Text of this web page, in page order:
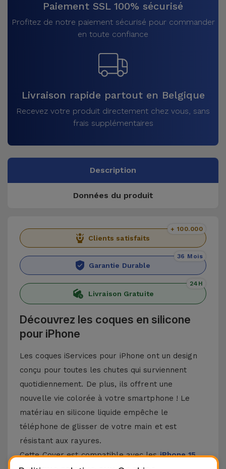
Paiement SSL 100% sécurisé
Profitez de notre paiement sécurisé pour commander
en toute confiance
Livraison rapide partout en Belgique
Recevez votre produit directement chez vous, sans
frais supplémentaires
Description
Données du produit
Clients satisfaits
+ 100.000
Garantie Durable
36 Mois
Livraison Gratuite
24H
Découvrez les coques en silicone
pour iPhone
Les coques iServices pour iPhone ont un design
conçu pour toutes les chutes qui surviennent
quotidiennement. De plus, ils offrent une
nouvelle vie colorée à votre smartphone ! Le
matériau en silicone liquide empêche le
téléphone de glisser de votre main et est
résistant aux rayures.
Cette Cover est compatible avec lesiPhone 15,